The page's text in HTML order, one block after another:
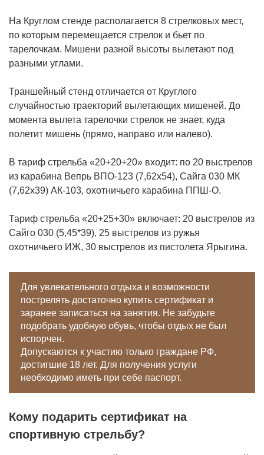
На Круглом стенде располагается 8 стрелковых мест,
по которым перемещается стрелок и бьет по
тарелочкам. Мишени разной высоты вылетают под
разными углами.
Траншейный стенд отличается от Круглого
случайностью траекторий вылетающих мишеней. До
момента вылета тарелочки стрелок не знает, куда
полетит мишень (прямо, направо или налево).
В тариф стрельба «20+20+20» входит: по 20 выстрелов
из карабина Вепрь ВПО-123 (7,62х54), Сайга 030 МК
(7,62х39) АК-103, охотничьего карабина ППШ-О.
Тариф стрельба «20+25+30» включает: 20 выстрелов из
Сайго 030 (5,45*39), 25 выстрелов из ружья
охотничьего ИЖ, 30 выстрелов из пистолета Ярыгина.
Для увлекательного отдыха и возможности
пострелять достаточно купить сертификат и
заранее записаться на занятия. Не забудьте
подобрать удобную обувь, чтобы отдых не был
испорчен.
Допускаются к участию только граждане РФ,
достигшие 18 лет. Для получения услуги
необходимо иметь при себе паспорт.
Кому подарить сертификат на
спортивную стрельбу?